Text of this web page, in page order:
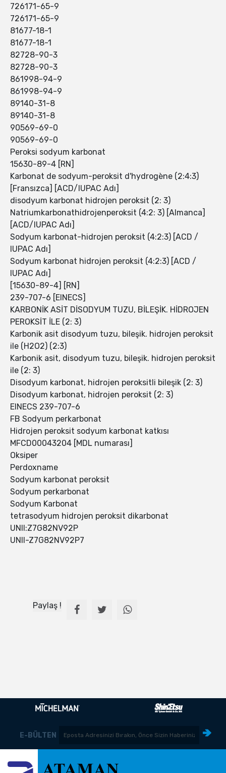
726171-65-9
726171-65-9
81677-18-1
81677-18-1
82728-90-3
82728-90-3
861998-94-9
861998-94-9
89140-31-8
89140-31-8
90569-69-0
90569-69-0
Peroksi sodyum karbonat
15630-89-4 [RN]
Karbonat de sodyum-peroksit d'hydrogène (2:4:3)
[Fransızca] [ACD/IUPAC Adı]
disodyum karbonat hidrojen peroksit (2: 3)
Natriumkarbonathidrojenperoksit (4:2: 3) [Almanca]
[ACD/IUPAC Adı]
Sodyum karbonat-hidrojen peroksit (4:2:3) [ACD /
IUPAC Adı]
Sodyum karbonat hidrojen peroksit (4:2:3) [ACD /
IUPAC Adı]
[15630-89-4] [RN]
239-707-6 [EINECS]
KARBONİK ASİT DİSODYUM TUZU, BİLEŞİK. HİDROJEN
PEROKSİT İLE (2: 3)
Karbonik asit disodyum tuzu, bileşik. hidrojen peroksit
ile (H2O2) (2:3)
Karbonik asit, disodyum tuzu, bileşik. hidrojen peroksit
ile (2: 3)
Disodyum karbonat, hidrojen peroksitli bileşik (2: 3)
Disodyum karbonat, hidrojen peroksit (2: 3)
EINECS 239-707-6
FB Sodyum perkarbonat
Hidrojen peroksit sodyum karbonat katkısı
MFCD00043204 [MDL numarası]
Oksiper
Perdoxname
Sodyum karbonat peroksit
Sodyum perkarbonat
Sodyum Karbonat
tetrasodyum hidrojen peroksit dikarbonat
UNII:Z7G82NV92P
UNII-Z7G82NV92P7
Paylaş !
E-BÜLTEN